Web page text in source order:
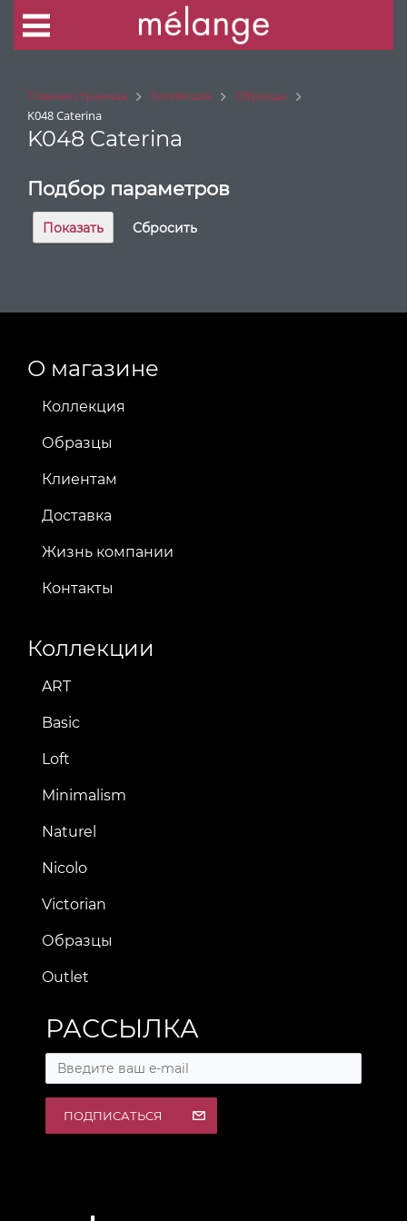
Главная страница Коллекция
Образцы
K048 Caterina
K048 Caterina
Подбор параметров
О магазине
Коллекция
Образцы
Клиентам
Доставка
Жизнь компании
Контакты
Коллекции
ART
Basic
Loft
Minimalism
Naturel
Nicolo
Victorian
Образцы
Outlet
РАССЫЛКА
ПОДПИСАТЬСЯ